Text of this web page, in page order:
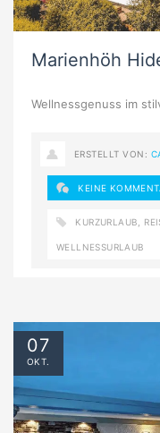
Marienhöh
Wellnessgenuss im
ERSTELLT VON:
KEINE
KURZURLAUB
WELLNESSURLAUB
07
OKT.